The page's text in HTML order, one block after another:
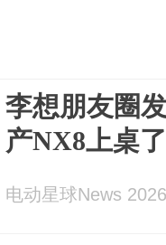
李想朋友圈
产NX8上桌了
电动星球News